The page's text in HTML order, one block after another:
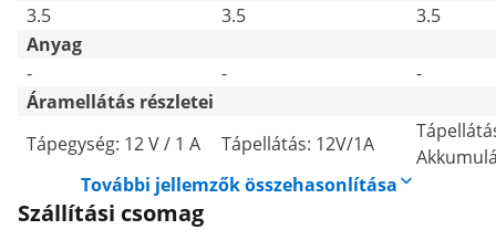
3.5
3.5
3.5
Anyag
-
-
-
Áramellátás részletei
Tápegység: 12 V / 1 A
Tápellátás: 12V/1A
További jellemzők összehasonlítása
Szállítási csomag